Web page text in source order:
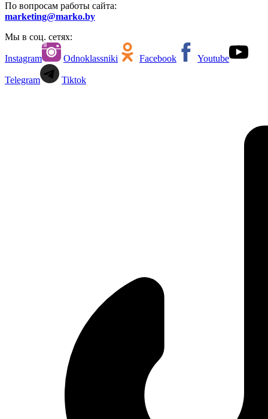
По вопросам работы сайта:
marketing@marko.by
Мы в соц. сетях:
Instagram Odnoklassniki Facebook Youtube
Telegram Tiktok